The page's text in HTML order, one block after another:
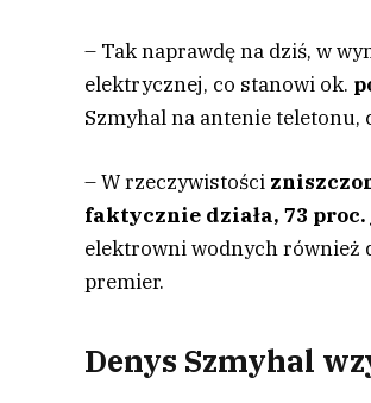
– Tak naprawdę na dziś, w
elektrycznej, co stanowi ok.
Szmyhal na antenie
– W rzeczywistości
faktycznie działa, 73
elektrowni wodnych również
premier.
Denys Szmyhal